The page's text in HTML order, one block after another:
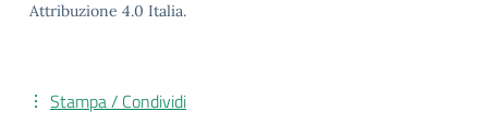
Attribuzione 4.0 Italia.
Stampa / Condividi